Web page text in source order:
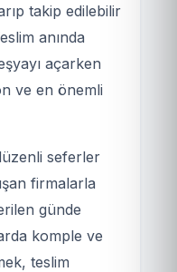
takip edilebilir
anında
açarken
ve en önemli
seferler
firmalarla
günde
komple ve
teslim